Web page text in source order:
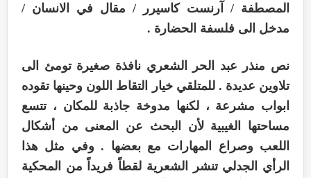
المصطفة / آرنست كاسيرر / مقال في الانسان /
مدخل الى فلسفة الحضارة .
نص منذر عبد الحر الشعري نافذة صغيرة تومئ الى
تلاوين عديدة . للمتلقي خيار التقاط اللون وحينها تقوده
ابواب مشرعة ، لكنها مدوخة جاذبة للمكان ، تتسع
مساحتها الغيبية لأن البحث عن المعنى من أشكال
اللعب وصراع المهارات مع بعضها . وفي مثل هذا
الرأي الجدلي تنشر الشعرية لقطاً فريداً من المحكية